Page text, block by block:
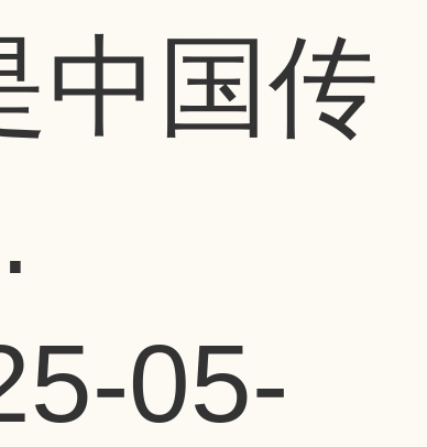
中国传
05-